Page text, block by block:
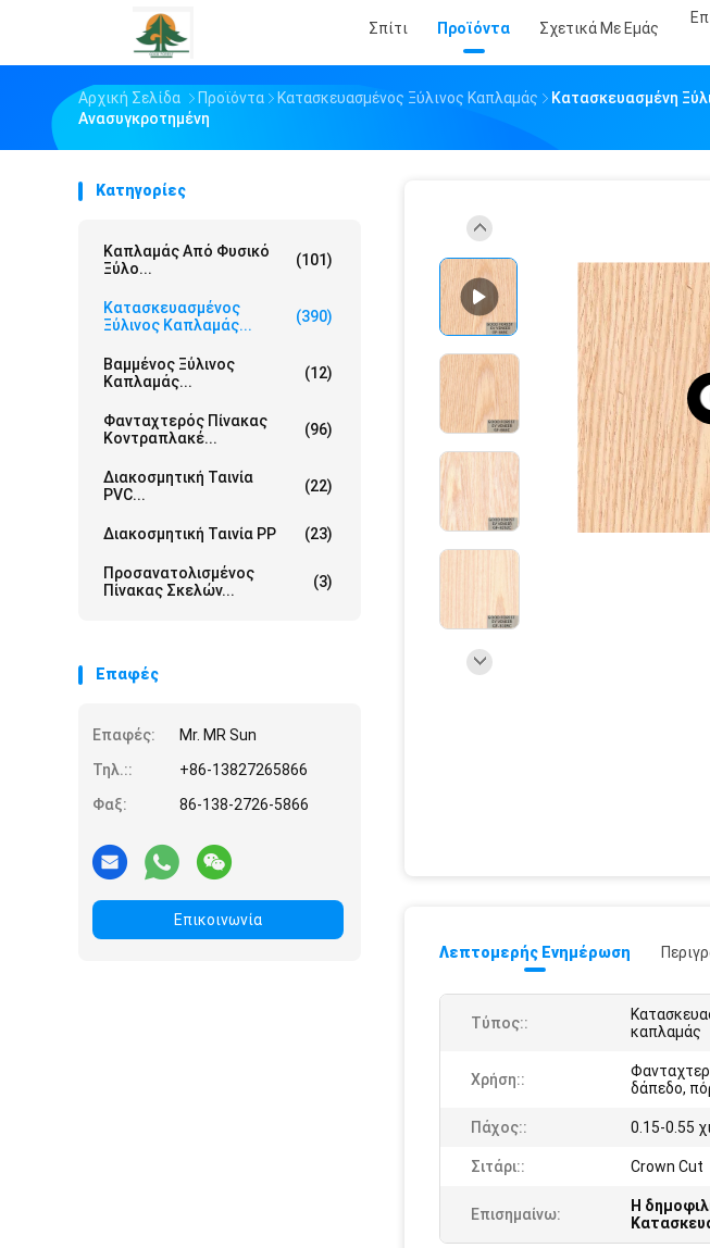
Σπίτι Προϊόντα Σχετικά Με Εμάς
Αρχική Σελίδα Προϊόντα Κατασκευασμένος Ξύλινος Καπλαμάς
Κατασκευασμένη
Ανασυγκροτημένη
Κατηγορίες
Καπλαμάς Από Φυσικό
Ξύλο...
(101)
Κατασκευασμένος
Ξύλινος Καπλαμάς...
(390)
Βαμμένος Ξύλινος
Καπλαμάς...
(12)
Φανταχτερός Πίνακας
Κοντραπλακέ...
(96)
Διακοσμητική Ταινία
PVC...
(22)
Διακοσμητική Ταινία PP (23)
Προσανατολισμένος
Πίνακας Σκελών...
(3)
Επαφές
Επαφές:
Mr. MR Sun
Τηλ.::
+86-13827265866
Φαξ:
86-138-2726-5866
Επικοινωνία
Λεπτομερής Ενημέρωση
Τύπος::
καπλαμάς
Χρήση::
δάπεδο,
Πάχος:: 0.15-0.55
Σιτάρι:: Crown Cut
Επισημαίνω: Η